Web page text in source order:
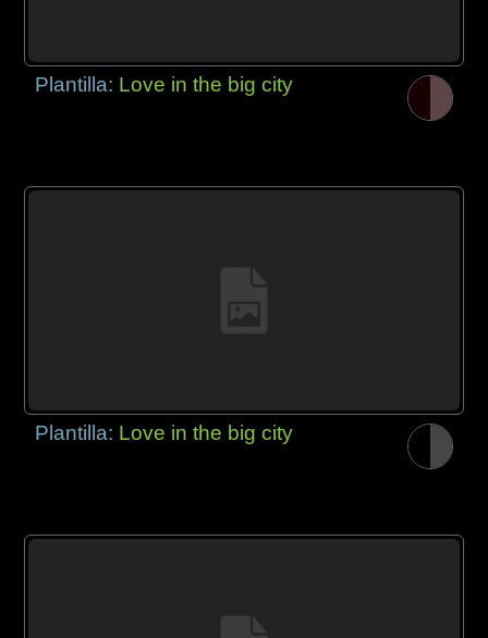
Plantilla: Love in the big city
Plantilla: Love in the big city